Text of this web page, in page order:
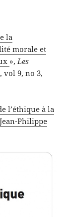
la
morale et
», Les
, vol 9, no 3,
l’éthique à la
Philippe